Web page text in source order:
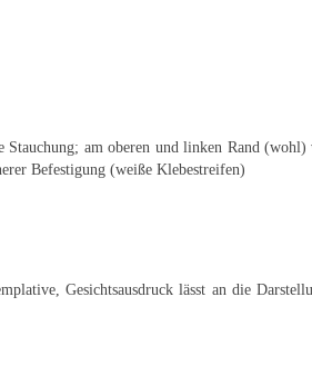
am oberen und linken Rand
Befestigung (weiße Klebestreifen)
Gesichtsausdruck lässt an die